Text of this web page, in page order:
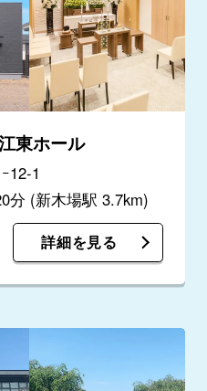
東ホール
12-1
分 (新木場駅 3.7km)
詳細を見る